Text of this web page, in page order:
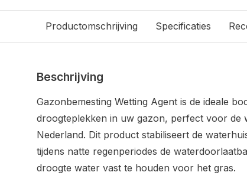
Productomschrijving Specificaties
Beschrijving
Gazonbemesting Wetting Agent is de ideale
droogteplekken in uw gazon, perfect voor de
Nederland. Dit product stabiliseert de
tijdens natte regenperiodes de
droogte water vast te houden voor het gras.